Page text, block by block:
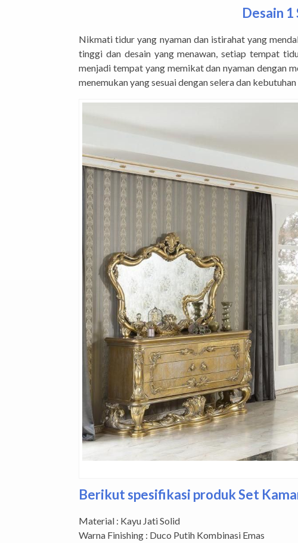
Desain
Nikmati tidur yang nyaman dan istirahat yang
tinggi dan desain yang menawan, setiap tempat
menjadi tempat yang memikat dan nyaman dengan
menemukan yang sesuai dengan selera dan
Berikut spesifikasi produk Set
Material : Kayu Jati Solid
Warna Finishing : Duco Putih Kombinasi Emas